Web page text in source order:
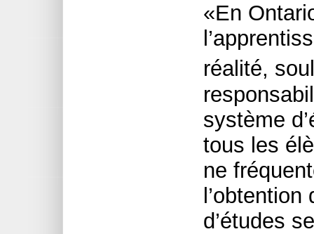
«En
réalité,
système
tous les
ne
l’obtention
d’études